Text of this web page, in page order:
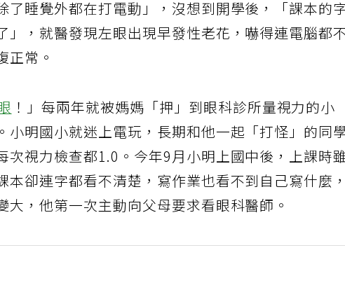
了睡覺外都在打電動」，沒想到開學後，「課本的
」，就醫發現左眼出現早發性老花，嚇得連電腦都
正常。
！」每兩年就被媽媽「押」到眼科診所量視力的小
小明國小就迷上電玩，長期和他一起「打怪」的同
次視力檢查都1.0。今年9月小明上國中後，上課時
本卻連字都看不清楚，寫作業也看不到自己寫什麼，
，他第一次主動向父母要求看眼科醫師。